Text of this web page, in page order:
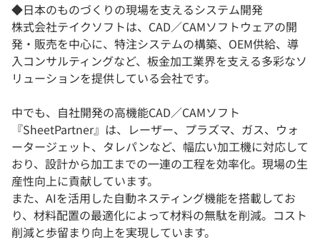
◆日本のものづくりの現場を支えるシステム開発
株式会社テイクソフトは、CAD／CAMソフトウェアの開
発・販売を中心に、特注システムの構築、OEM供給、導
入コンサルティングなど、板金加工業界を支える多彩なソ
リューションを提供している会社です。
中でも、自社開発の高機能CAD／CAMソフト
『SheetPartner』は、レーザー、プラズマ、ガス、ウォ
ータージェット、タレパンなど、幅広い加工機に対応して
おり、設計から加工までの一連の工程を効率化。現場の生
産性向上に貢献しています。
また、AIを活用した自動ネスティング機能を搭載してお
り、材料配置の最適化によって材料の無駄を削減。コスト
削減と歩留まり向上を実現しています。